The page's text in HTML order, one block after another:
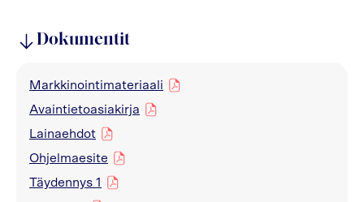
Dokumentit
Markkinointimateriaali
pdf
Avaintietoasiakirja
pdf
Lainaehdot
pdf
Ohjelmaesite
pdf
Täydennys 1
pdf